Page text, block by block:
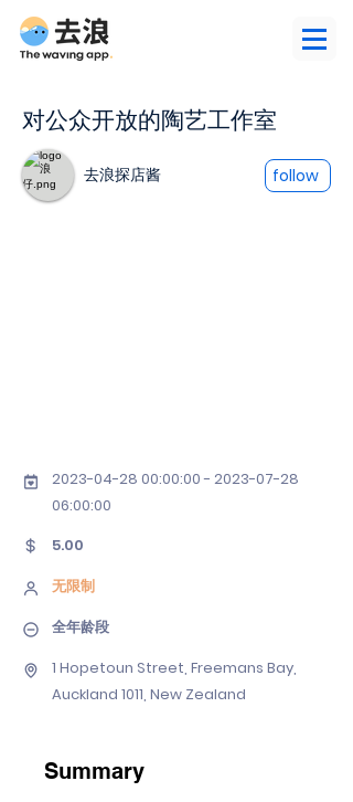
对公众开放的陶艺工作室
去浪探店酱 follow
2023-04-28 00:00:00 - 2023-07-28
06:00:00
5.00
无限制
全年龄段
1 Hopetoun Street, Freemans Bay,
Auckland 1011, New Zealand
Summary